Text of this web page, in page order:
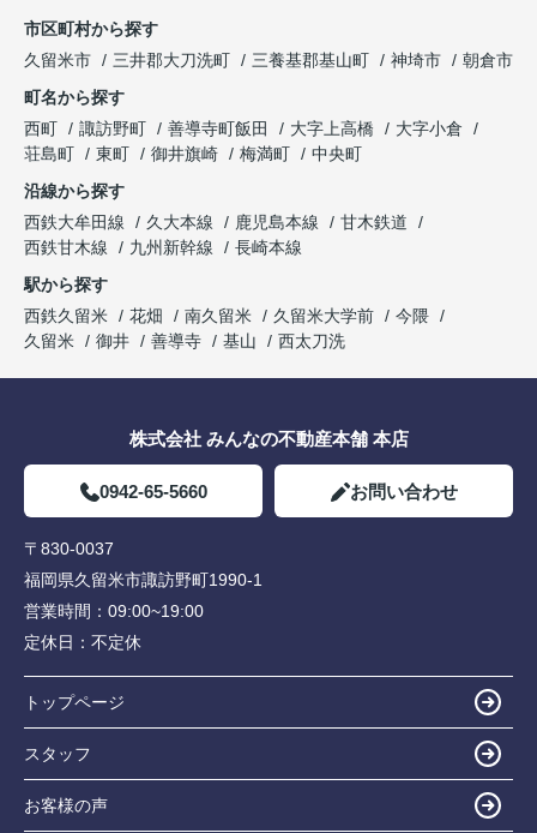
市区町村から探す
久留米市
三井郡大刀洗町 三養基郡基山町 神埼市
朝倉市
町名から探す
西町
諏訪野町 善導寺町飯田 大字上高橋
大字小倉
荘島町
東町 御井旗崎 梅満町
中央町
沿線から探す
西鉄大牟田線
久大本線 鹿児島本線
甘木鉄道
西鉄甘木線
九州新幹線
長崎本線
駅から探す
西鉄久留米
花畑 南久留米 久留米大学前
今隈
久留米
御井 善導寺 基山 西太刀洗
株式会社 みんなの不動産本舗 本店
0942-65-5660 お問い合わせ
〒830-0037
福岡県久留米市諏訪野町1990-1
営業時間： 09:00~19:00
定休日： 不定休
トップページ
スタッフ
お客様の声